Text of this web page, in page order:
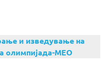
и изведување на
олимпијада-МЕО